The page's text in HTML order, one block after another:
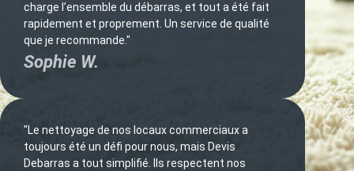
charge l’ensemble du débarras, et tout a été fait
rapidement et proprement. Un service de qualité
que je recommande."
Sophie W.
"Le nettoyage de nos locaux commerciaux a
toujours été un défi pour nous, mais Devis
Debarras a tout simplifié. Ils respectent nos